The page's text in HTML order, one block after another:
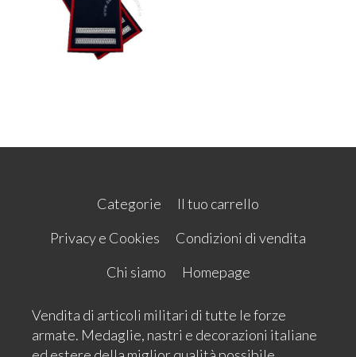
Categorie
Il tuo carrello
Privacy e Cookies
Condizioni di vendita
Chi siamo
Homepage
Vendita di articoli militari di tutte le forze
armate. Medaglie, nastri e decorazioni italiane